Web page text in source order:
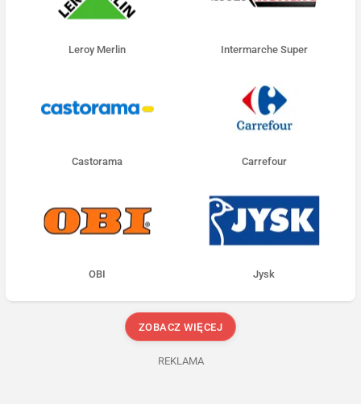
Leroy Merlin Intermarche Super
Castorama Carrefour
OBI Jysk
ZOBACZ WIĘCEJ
REKLAMA